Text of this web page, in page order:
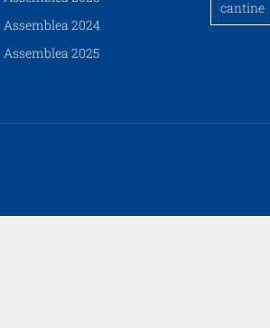
Assemblea 2024
Assemblea 2025
cantine